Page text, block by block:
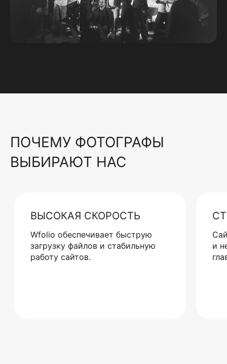
ПОЧЕМУ ФОТОГРАФЫ
ВЫБИРАЮТ НАС
ВЫСОКАЯ СКОРОСТЬ
Wfolio обеспечивает быструю
загрузку файлов и стабильную
работу сайтов.
и